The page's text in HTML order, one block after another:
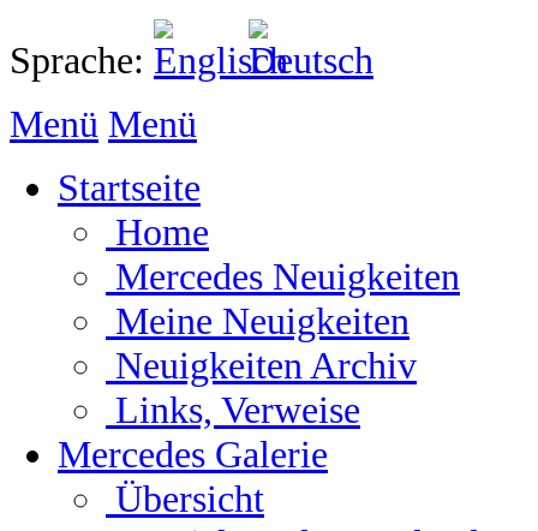
Sprache:
Menü Menü
Startseite
Home
Mercedes Neuigkeiten
Meine Neuigkeiten
Neuigkeiten Archiv
Links, Verweise
Mercedes Galerie
Übersicht